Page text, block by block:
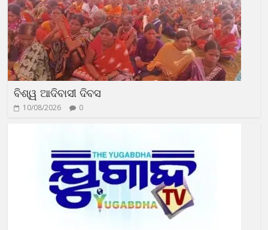
ବିଶ୍ୱ ଆଦିବାସୀ ଦିବସ
10/08/2026 0